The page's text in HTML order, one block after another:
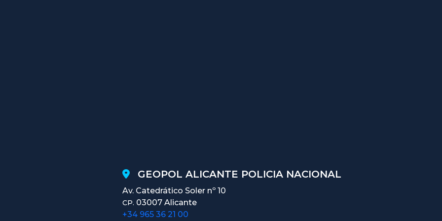
GEOPOL ALICANTE POLICIA NACIONAL
Av. Catedrático Soler nº 10
CP. 03007 Alicante
+34 965 36 21 00